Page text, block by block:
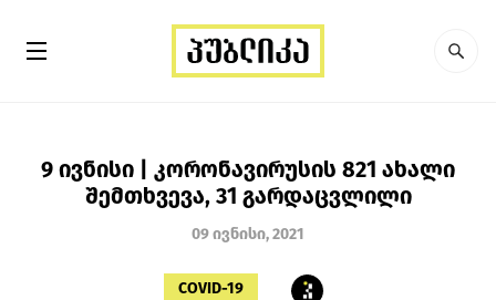
9 ივნისი | კორონავირუსის 821 ახალი
შემთხვევა, 31 გარდაცვლილი
09 ივნისი, 2021
COVID-19